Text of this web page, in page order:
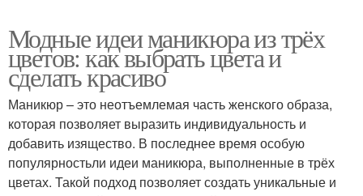
Модные идеи маникюра из трёх
цветов: как выбрать цвета и
сделать красиво
Маникюр – это неотъемлемая часть женского образа,
которая позволяет выразить индивидуальность и
добавить изящество. В последнее время особую
популярностьли идеи маникюра, выполненные в трёх
цветах. Такой подход позволяет создать уникальные и